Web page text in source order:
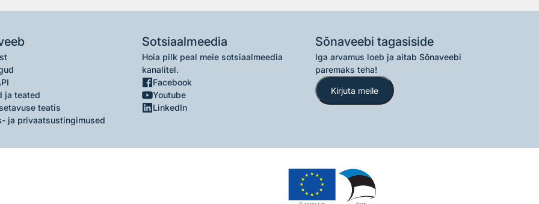
ja teated
teatis
ja privaatsustingimused
Sotsiaalmeedia
Hoia pilk peal meie sotsiaalmeedia
kanalitel.
Facebook
Youtube
LinkedIn
Sõnaveebi tagasiside
Iga arvamus loeb ja aitab Sõnaveebi
paremaks teha!
Kirjuta meile